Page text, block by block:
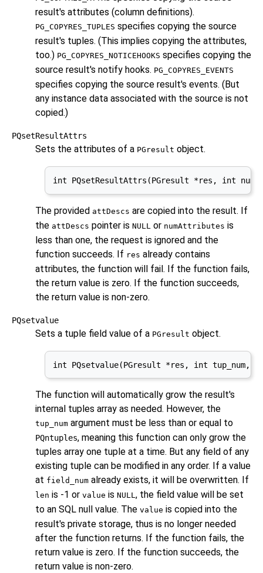
result's attributes (column definitions).
PG_COPYRES_TUPLES specifies copying the source
result's tuples. (This implies copying the attributes,
too.) PG_COPYRES_NOTICEHOOKS specifies copying the
source result's notify hooks. PG_COPYRES_EVENTS
specifies copying the source result's events. (But
any instance data associated with the source is not
copied.)
PQsetResultAttrs
Sets the attributes of a PGresult object.
int PQsetResultAttrs(PGresult *res, int
The provided attDescs are copied into the result. If
the attDescs pointer is NULL or numAttributes is
less than one, the request is ignored and the
function succeeds. If res already contains
attributes, the function will fail. If the function fails,
the return value is zero. If the function succeeds,
the return value is non-zero.
PQsetvalue
Sets a tuple field value of a PGresult object.
int PQsetvalue(PGresult *res, int
The function will automatically grow the result's
internal tuples array as needed. However, the
tup_num argument must be less than or equal to
PQntuples, meaning this function can only grow the
tuples array one tuple at a time. But any field of any
existing tuple can be modified in any order. If a value
at field_num already exists, it will be overwritten. If
len is -1 or value is NULL, the field value will be set
to an SQL null value. The value is copied into the
result's private storage, thus is no longer needed
after the function returns. If the function fails, the
return value is zero. If the function succeeds, the
return value is non-zero.